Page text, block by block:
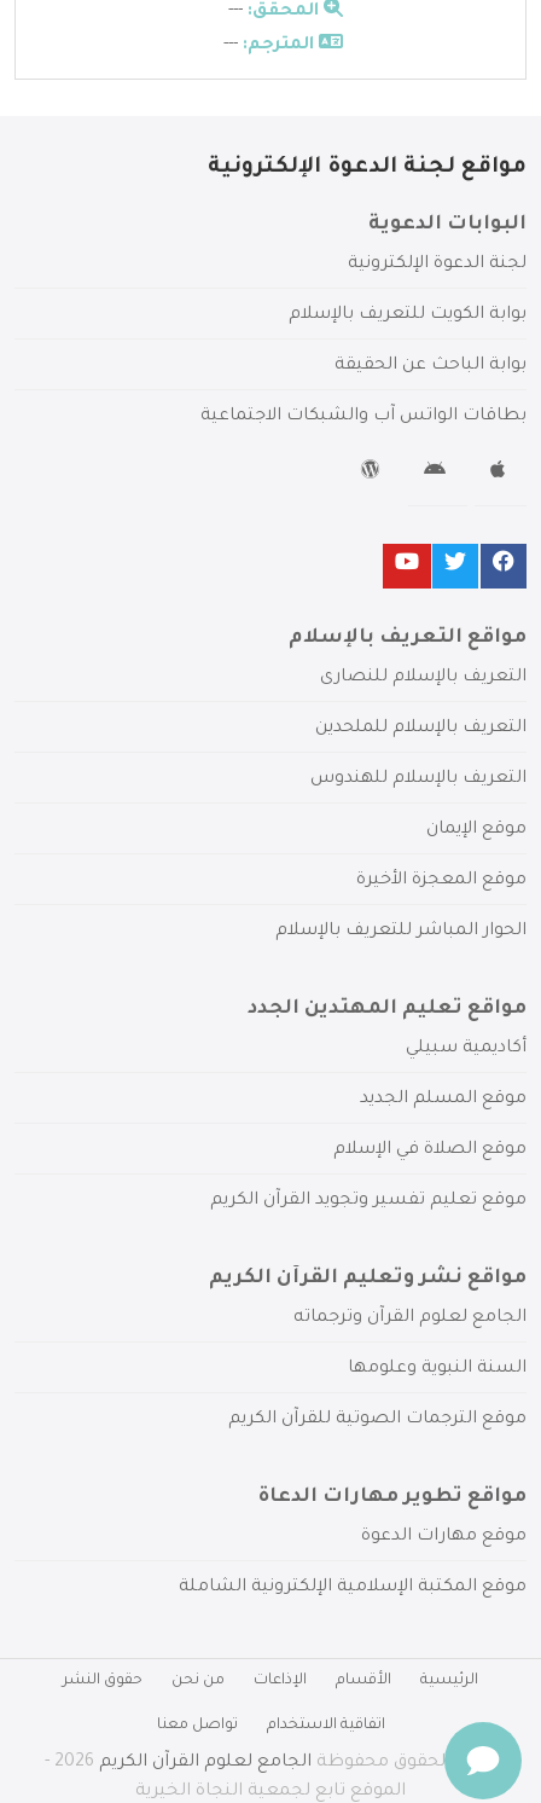
المحقق: ---
المترجم: ---
مواقع لجنة الدعوة الإلكترونية
البوابات الدعوية
لجنة الدعوة الإلكترونية
بوابة الكويت للتعريف بالإسلام
بوابة الباحث عن الحقيقة
بطاقات الواتس آب والشبكات الاجتماعية
مواقع التعريف بالإسلام
التعريف بالإسلام للنصارى
التعريف بالإسلام للملحدين
التعريف بالإسلام للهندوس
موقع الإيمان
موقع المعجزة الأخيرة
الحوار المباشر للتعريف بالإسلام
مواقع تعليم المهتدين الجدد
أكاديمية سبيلي
موقع المسلم الجديد
موقع الصلاة في الإسلام
موقع تعليم تفسير وتجويد القرآن الكريم
مواقع نشر وتعليم القرآن الكريم
الجامع لعلوم القرآن وترجماته
السنة النبوية وعلومها
موقع الترجمات الصوتية للقرآن الكريم
مواقع تطوير مهارات الدعاة
موقع مهارات الدعوة
موقع المكتبة الإسلامية الإلكترونية الشاملة
الرئيسية الأقسام الإذاعات من نحن حقوق النشر
اتفاقية الاستخدام تواصل معنا
جميع الحقوق محفوظة الجامع لعلوم القرآن الكريم
2026 -
الموقع تابع لجمعية النجاة الخيرية